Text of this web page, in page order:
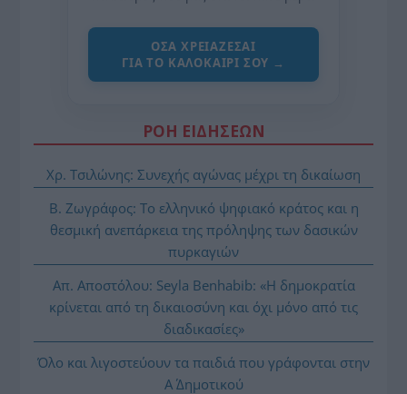
ΌΣΑ ΧΡΕΙΆΖΕΣΑΙ
ΓΙΑ ΤΟ ΚΑΛΟΚΑΊΡΙ ΣΟΥ →
ΡΟΗ ΕΙΔΗΣΕΩΝ
Χρ. Τσιλώνης: Συνεχής αγώνας μέχρι τη δικαίωση
Β. Ζωγράφος: Το ελληνικό ψηφιακό κράτος και η
θεσμική ανεπάρκεια της πρόληψης των δασικών
πυρκαγιών
Απ. Αποστόλου: Seyla Benhabib: «Η δημοκρατία
κρίνεται από τη δικαιοσύνη και όχι μόνο από τις
διαδικασίες»
Όλο και λιγοστεύουν τα παιδιά που γράφονται στην
Α΄ Δημοτικού